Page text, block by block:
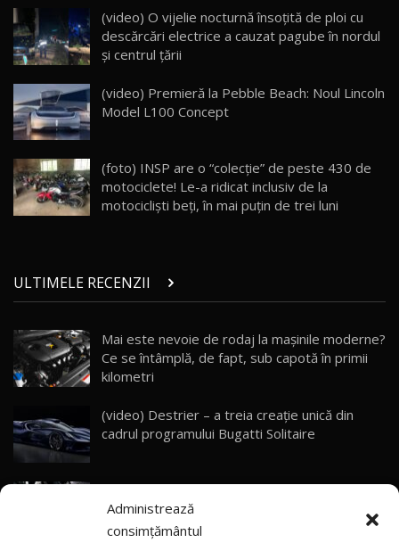
Administrează
consimțământul
24
ZEEKR 009: Cel mai Performant și Confortabil
Van Electric Testat în Moldova / AutoBlog.MD
26:38
mai Exclusiv și Puternic Defender Testat în
Moldova
32:21
26
AutoBlog.MD
10:57
Test Drive: Noile modele FENDT! Cum e să
28
Noul Geely Monjaro 2025! Mai ieftin și mai
dotat / Test Drive AutoBlog.MD
29
ZEEKR 9X - PRIMUL TEST DRIVE ÎN ROMÂNĂ!
CUM SE CONDUCE?
33:40
30
Primele impresii despre BYD Seal U DM-i,
Sealion 7 și Seal 5 DM-i / Test Drive
AutoBlog.MD
13:56
(video) O vijelie nocturnă însoțită de ploi cu
descărcări electrice a cauzat pagube în nordul
şi centrul ţării
(video) Premieră la Pebble Beach: Noul Lincoln
Model L100 Concept
(foto) INSP are o “colecţie” de peste 430 de
motociclete! Le-a ridicat inclusiv de la
motociclişti beți, în mai puţin de trei luni
ULTIMELE RECENZII
Mai este nevoie de rodaj la mașinile moderne?
Ce se întâmplă, de fapt, sub capotă în primii
kilometri
(video) Destrier – a treia creație unică din
cadrul programului Bugatti Solitaire
(video) SRT prezintă tehnologia eBoost Air
care elimină decalajul turbo